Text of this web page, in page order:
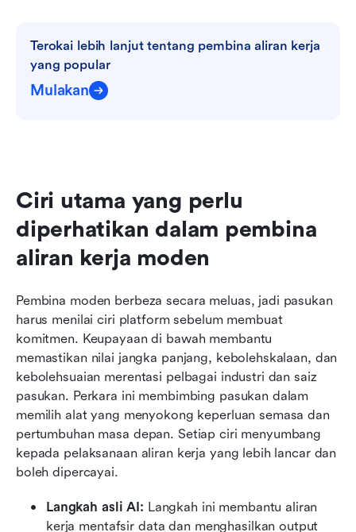
Terokai lebih lanjut tentang pembina aliran kerja
yang popular
Mulakan
Ciri utama yang perlu
diperhatikan dalam pembina
aliran kerja moden
Pembina moden berbeza secara meluas, jadi pasukan
harus menilai ciri platform sebelum membuat
komitmen. Keupayaan di bawah membantu
memastikan nilai jangka panjang, kebolehskalaan, dan
kebolehsuaian merentasi pelbagai industri dan saiz
pasukan. Perkara ini membimbing pasukan dalam
memilih alat yang menyokong keperluan semasa dan
pertumbuhan masa depan. Setiap ciri menyumbang
kepada pelaksanaan aliran kerja yang lebih lancar dan
boleh dipercayai.
Langkah asli AI: Langkah ini membantu aliran
kerja mentafsir data dan menghasilkan output